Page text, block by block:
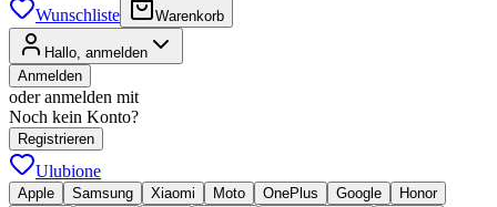
Wunschliste Warenkorb
Hallo, anmelden
Anmelden
oder anmelden mit
Noch kein Konto?
Registrieren
Ulubione
Apple Samsung Xiaomi Moto OnePlus Google
Honor